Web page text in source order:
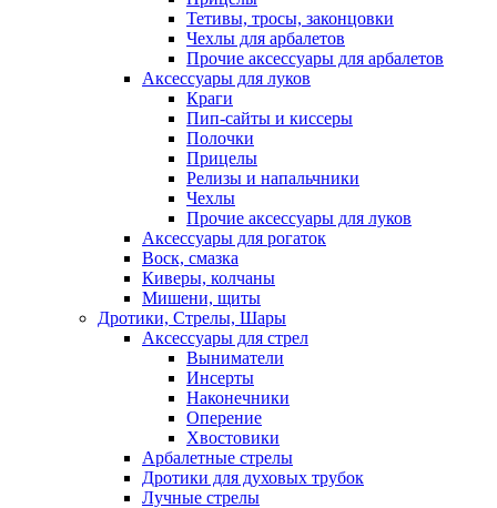
Тетивы, тросы, законцовки
Чехлы для арбалетов
Прочие аксессуары для арбалетов
Аксессуары для луков
Краги
Пип-сайты и киссеры
Полочки
Прицелы
Релизы и напальчники
Чехлы
Прочие аксессуары для луков
Аксессуары для рогаток
Воск, смазка
Киверы, колчаны
Мишени, щиты
Дротики, Стрелы, Шары
Аксессуары для стрел
Выниматели
Инсерты
Наконечники
Оперение
Хвостовики
Арбалетные стрелы
Дротики для духовых трубок
Лучные стрелы